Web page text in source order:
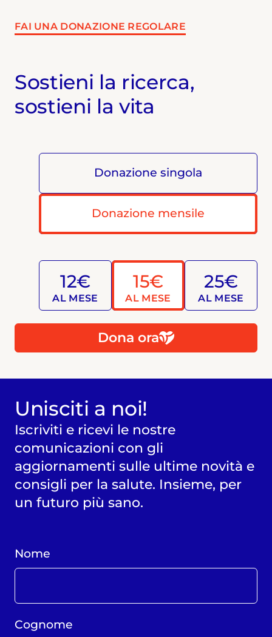
FAI UNA DONAZIONE REGOLARE
Sostieni la ricerca,
sostieni la vita
Donazione singola
Donazione mensile
12€
AL MESE
15€
AL MESE
25€
AL MESE
Dona ora
Unisciti a noi!
Iscriviti e ricevi le nostre
comunicazioni con gli
aggiornamenti sulle ultime novità e
consigli per la salute. Insieme, per
un futuro più sano.
Nome
Cognome